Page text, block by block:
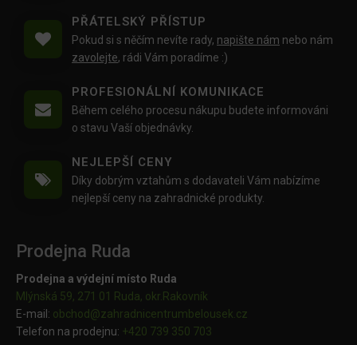
PŘÁTELSKÝ PŘÍSTUP
Pokud si s něčím nevíte rady, napište nám nebo nám
zavolejte, rádi Vám poradíme :)
PROFESIONÁLNÍ KOMUNIKACE
Během celého procesu nákupu budete informováni
o stavu Vaší objednávky.
NEJLEPŠÍ CENY
Díky dobrým vztahům s dodavateli Vám nabízíme
nejlepší ceny na zahradnické produkty.
Prodejna Ruda
Prodejna a výdejní místo Ruda
Mlýnská 59, 271 01 Ruda, okr.Rakovník
E-mail: obchod@zahradnicentrumbelousek.cz
Telefon na prodejnu: +420 739 350 703